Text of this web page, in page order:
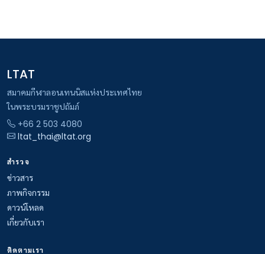
LTAT
สมาคมกีฬาลอนเทนนิสแห่งประเทศไทย
ในพระบรมราชูปถัมภ์
+66 2 503 4080
ltat_thai@ltat.org
สำรวจ
ข่าวสาร
ภาพกิจกรรม
ดาวน์โหลด
เกี่ยวกับเรา
ติดตามเรา